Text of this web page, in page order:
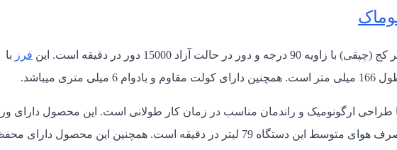
با زاویه 90 درجه و دور در حالت آزاد 15000 دور در دقیقه است. این فرز با
طراحی ارگونومیک و راندمان مناسب در زمان کار طولانی است. این محصول دارای
باد 1/4 اینچ و سایز شلنگ باد 3/8 اینچ میباشد. مصرف هوای متوسط این دستگاه 79 لیتر در دقیقه است. همچنین این محصول